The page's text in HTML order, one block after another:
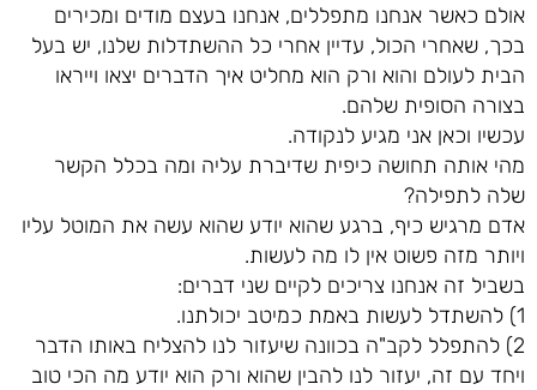
אולם כאשר אנחנו מתפללים, אנחנו בעצם מודים ומכירים
בכך, שאחרי הכול, עדיין אחרי כל ההשתדלות שלנו, יש בעל
הבית לעולם והוא ורק הוא מחליט איך הדברים יצאו וייראו
בצורה הסופית שלהם.
עכשיו וכאן אני מגיע לנקודה.
מהי אותה תחושה כיפית שדיברת עליה ומה בכלל הקשר
שלה לתפילה?
אדם מרגיש כיף, ברגע שהוא יודע שהוא עשה את המוטל עליו
ויותר מזה פשוט אין לו מה לעשות.
בשביל זה אנחנו צריכים לקיים שני דברים:
1) להשתדל לעשות באמת כמיטב יכולתנו.
2) להתפלל לקב"ה בכוונה שיעזור לנו להצליח באותו הדבר
ויחד עם זה, יעזור לנו להבין שהוא ורק הוא יודע מה הכי טוב